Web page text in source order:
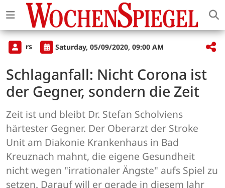
rs Saturday, 05/09/2020, 09:00 AM
Schlaganfall: Nicht Corona ist
der Gegner, sondern die Zeit
Zeit ist und bleibt Dr. Stefan Scholviens
härtester Gegner. Der Oberarzt der Stroke
Unit am Diakonie Krankenhaus in Bad
Kreuznach mahnt, die eigene Gesundheit
nicht wegen "irrationaler Ängste" aufs Spiel zu
setzen. Darauf will er gerade in diesem Jahr